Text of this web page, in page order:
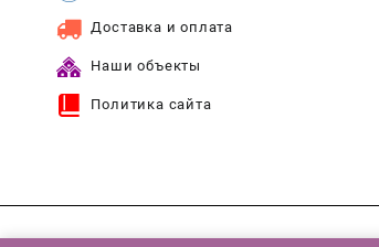
Доставка и оплата
Наши объекты
Политика сайта